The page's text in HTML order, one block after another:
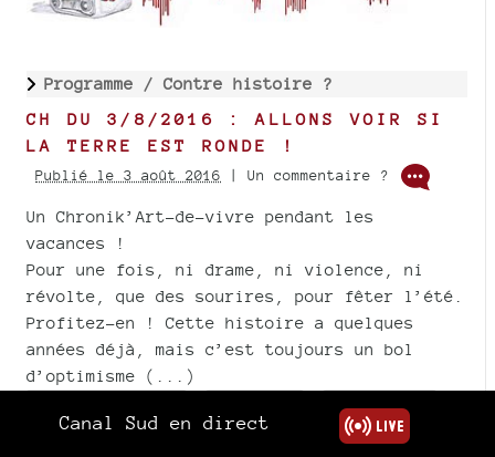
Programme / Contre histoire ?
CH DU 3/8/2016 : ALLONS VOIR SI
LA TERRE EST RONDE !
Publié le 3 août 2016 | Un commentaire ?
Un Chronik’Art-de-vivre pendant les
vacances !
Pour une fois, ni drame, ni violence, ni
révolte, que des sourires, pour fêter l’été.
Profitez-en ! Cette histoire a quelques
années déjà, mais c’est toujours un bol
d’optimisme (...)
Education
Canal Sud en direct